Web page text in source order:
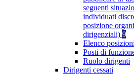
seguenti
individuati
posizione
dirigenziali) 9
Elenco
Posti di
Ruolo dirigenti
Dirigenti cessati